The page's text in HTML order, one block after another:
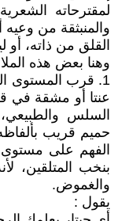
لمقترحاته
والمنبثقة من
القلق من ذاته، أو
وهنا بعض هذه
1. قرب المستوى
عنتا أو مشقة في
السلس
حميم قريب
الفهم على
بنخب المتلقين،
والغموض.
يقول :